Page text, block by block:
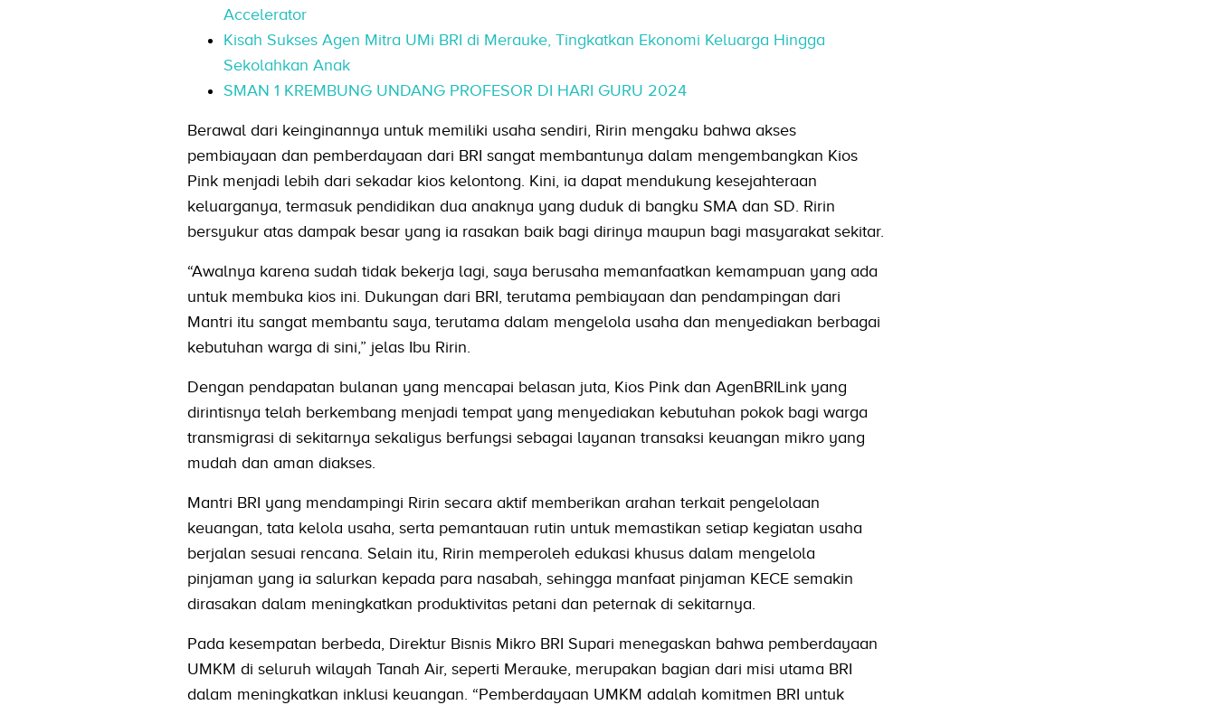
Accelerator
Kisah Sukses Agen Mitra UMi BRI di Merauke, Tingkatkan Ekonomi Keluarga Hingga
Sekolahkan Anak
SMAN 1 KREMBUNG UNDANG PROFESOR DI HARI GURU 2024
Berawal dari keinginannya untuk memiliki usaha sendiri, Ririn mengaku bahwa akses
pembiayaan dan pemberdayaan dari BRI sangat membantunya dalam mengembangkan Kios
Pink menjadi lebih dari sekadar kios kelontong. Kini, ia dapat mendukung kesejahteraan
keluarganya, termasuk pendidikan dua anaknya yang duduk di bangku SMA dan SD. Ririn
bersyukur atas dampak besar yang ia rasakan baik bagi dirinya maupun bagi masyarakat sekitar.
“Awalnya karena sudah tidak bekerja lagi, saya berusaha memanfaatkan kemampuan yang ada
untuk membuka kios ini. Dukungan dari BRI, terutama pembiayaan dan pendampingan dari
Mantri itu sangat membantu saya, terutama dalam mengelola usaha dan menyediakan berbagai
kebutuhan warga di sini,” jelas Ibu Ririn.
Dengan pendapatan bulanan yang mencapai belasan juta, Kios Pink dan AgenBRILink yang
dirintisnya telah berkembang menjadi tempat yang menyediakan kebutuhan pokok bagi warga
transmigrasi di sekitarnya sekaligus berfungsi sebagai layanan transaksi keuangan mikro yang
mudah dan aman diakses.
Mantri BRI yang mendampingi Ririn secara aktif memberikan arahan terkait pengelolaan
keuangan, tata kelola usaha, serta pemantauan rutin untuk memastikan setiap kegiatan usaha
berjalan sesuai rencana. Selain itu, Ririn memperoleh edukasi khusus dalam mengelola
pinjaman yang ia salurkan kepada para nasabah, sehingga manfaat pinjaman KECE semakin
dirasakan dalam meningkatkan produktivitas petani dan peternak di sekitarnya.
Pada kesempatan berbeda, Direktur Bisnis Mikro BRI Supari menegaskan bahwa pemberdayaan
UMKM di seluruh wilayah Tanah Air, seperti Merauke, merupakan bagian dari misi utama BRI
dalam meningkatkan inklusi keuangan. “Pemberdayaan UMKM adalah komitmen BRI untuk